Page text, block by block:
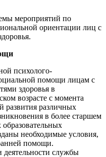
мероприятий по
ориентации лиц с
психолого-
помощи лицам с
здоровья в
возрасте с момента
развития различных
в более старшем
образовательных
необходимые условия,
помощи.
службы